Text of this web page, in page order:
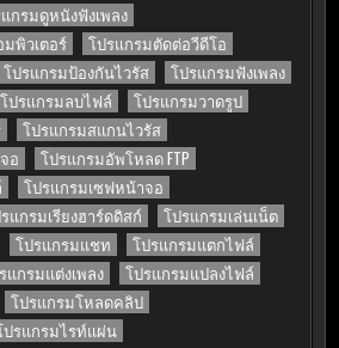
กรมดูหนังฟังเพลง
พิวเตอร์
โปรแกรมตัดต่อวีดีโอ
โปรแกรมป้องกันไวรัส
โปรแกรมฟังเพลง
โปรแกรมลบไฟล์
โปรแกรมวาดรูป
โปรแกรมสแกนไวรัส
อ
โปรแกรมอัพโหลด FTP
โปรแกรมเซฟหน้าจอ
แกรมเรียงฮาร์ดดิสก์
โปรแกรมเล่นเน็ต
โปรแกรมแชท
โปรแกรมแตกไฟล์
แกรมแต่งเพลง
โปรแกรมแปลงไฟล์
โปรแกรมโหลดคลิป
ปรแกรมไรท์แผ่น